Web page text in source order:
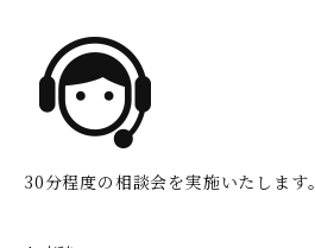
30分程度の相談会を実施いたします。